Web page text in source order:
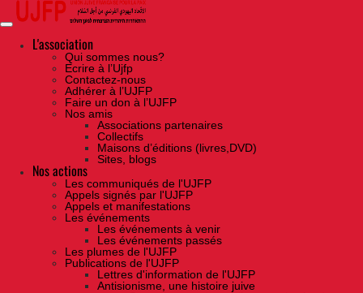
Skip
the
contentL'association
Qui sommes nous?
Ecrire à l’Ujfp
Contactez-nous
Adhérer à l’UJFP
Faire un don à l’UJFP
Nos amis
Associations partenaires
Collectifs
Maisons d’éditions (livres,DVD)
Sites, blogs
Nos actions
Les communiqués de l'UJFP
Appels signés par l'UJFP
Appels et manifestations
Les événements
Les événements à venir
Les événements passés
Les plumes de l'UJFP
Publications de l'UJFP
Lettres d'information de l'UJFP
Antisionisme, une histoire juive